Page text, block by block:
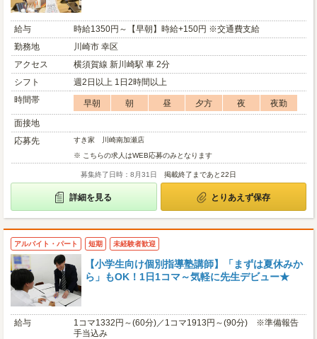
給与
時給1350円～【早朝】時給+150円 ※交通費支給
勤務地
川崎市 幸区
アクセス
横須賀線 新川崎駅 車 2分
シフト
週2日以上 1日2時間以上
時間帯
早朝 朝 昼 夕方 夜
夜勤
面接地
応募先
すき家 川崎南加瀬店
※ こちらの求人はWEB応募のみとなります
募集終了日時：8月31日 掲載終了まであと22日
詳細を見る とりあえず保存
アルバイト・パート 短期 未経験者歓迎
【小学生向け個別指導塾講師】「まずは夏休みか
ら」もOK！1日1コマ～気軽に先生デビュー★
給与
1コマ1332円～(60分)／1コマ1913円～(90分) ※準備報告
手当込み